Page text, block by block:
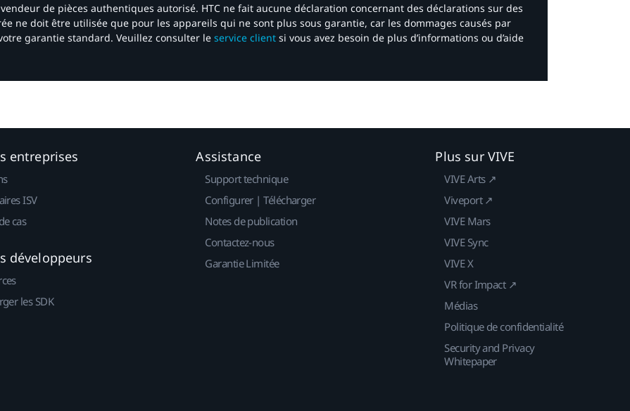
de pièces authentiques autorisé. HTC ne fait aucune déclaration concernant des déclarations sur des
ne doit être utilisée que pour les appareils qui ne sont plus sous garantie, car les dommages causés par
garantie standard. Veuillez consulter le service client si vous avez besoin de plus d’informations ou d’aide
entreprises
ISV
cas
développeurs
les SDK
Assistance
Support technique
Configurer | Télécharger
Notes de publication
Contactez-nous
Garantie Limitée
Plus sur VIVE
VIVE Arts ↗
Viveport ↗
VIVE Mars
VIVE Sync
VIVE X
VR for Impact ↗
Médias
Politique de confidentialité
Security and Privacy
Whitepaper